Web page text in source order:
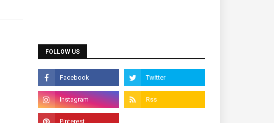
FOLLOW US